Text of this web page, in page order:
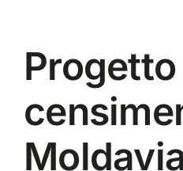
Storie di successo
Progetto